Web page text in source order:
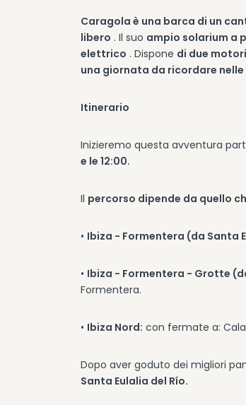
Caragola è una barca di un
libero . Il suo ampio solarium a
elettrico . Dispone di due
una giornata da ricordare
Itinerario
Inizieremo questa avventura
e le 12:00.
Il percorso dipende da quello
• Ibiza - Formentera (da Santa
• Ibiza - Formentera - Grotte
Formentera.
• Ibiza Nord: con fermate a:
Dopo aver goduto dei migliori
Santa Eulalia del Río.